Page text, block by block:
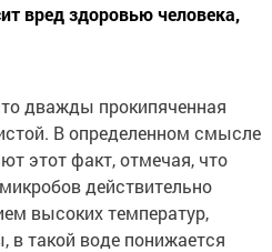
вред здоровью человека,
дважды прокипяченная
В определенном смысле
этот факт, отмечая, что
действительно
высоких температур,
в такой воде понижается